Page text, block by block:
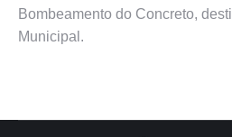
Bombeamento do Concreto,
Municipal.